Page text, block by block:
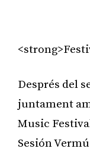
Després del
juntament
Music
Sesión